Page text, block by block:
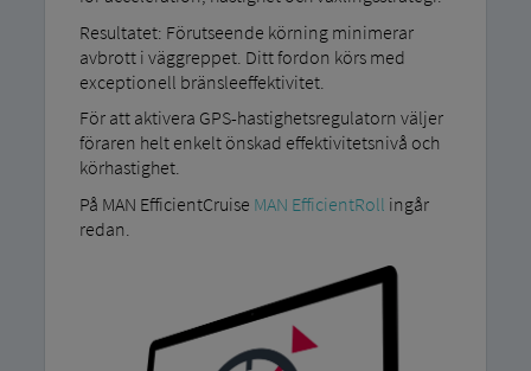
Resultatet: Förutseende körning minimerar
avbrott i väggreppet. Ditt fordon körs med
exceptionell bränsleeffektivitet.
För att aktivera GPS-hastighetsregulatorn väljer
föraren helt enkelt önskad effektivitetsnivå och
körhastighet.
På MAN EfficientCruise MAN EfficientRoll ingår
redan.